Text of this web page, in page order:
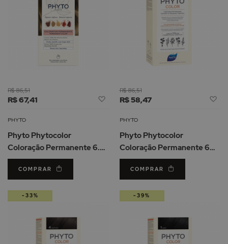
R$ 67,41
R$ 86,51
Adicionar
Lista
Desejos
PHYTO
Phyto Phytocolor
Coloração Permanente 6.3
Louro Escuro Dourado
COMPRAR
R$ 58,47
R$ 86,51
PHYTO
Phyto Phytocolor
Coloração Permanente 6
Louro Escuro
COMPRAR
-33% -39%